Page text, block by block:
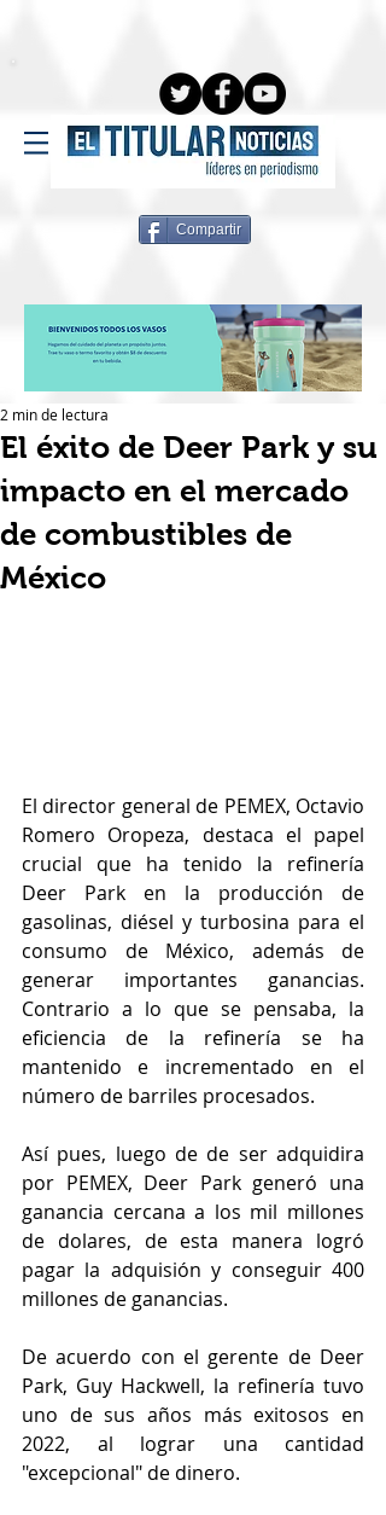
Compartir
El éxito de Deer Park y su
impacto en el mercado
de combustibles de
México
2 min de lectura
El director general de PEMEX, Octavio
Romero Oropeza, destaca el papel
crucial que ha tenido la refinería
Deer Park en la producción de
gasolinas, diésel y turbosina para el
consumo de México, además de
generar importantes ganancias.
Contrario a lo que se pensaba, la
eficiencia de la refinería se ha
mantenido e incrementado en el
número de barriles procesados.
Así pues, luego de de ser adquidira
por PEMEX, Deer Park generó una
ganancia cercana a los mil millones
de dolares, de esta manera logró
pagar la adquisión y conseguir 400
millones de ganancias.
De acuerdo con el gerente de Deer
Park, Guy Hackwell, la refinería tuvo
uno de sus años más exitosos en
2022, al lograr una cantidad
"excepcional" de dinero.